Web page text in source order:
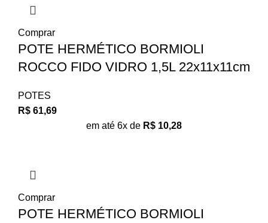
Comprar
POTE HERMÉTICO BORMIOLI
ROCCO FIDO VIDRO 1,5L 22x11x11cm
POTES
R$ 61,69
em até 6x de R$ 10,28
Comprar
POTE HERMÉTICO BORMIOLI